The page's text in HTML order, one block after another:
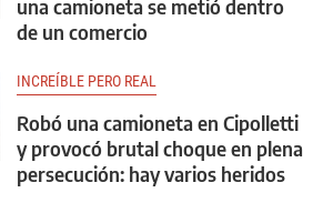
una camioneta se metió dentro
de un comercio
INCREÍBLE PERO REAL
Robó una camioneta en Cipolletti
y provocó brutal choque en plena
persecución: hay varios heridos